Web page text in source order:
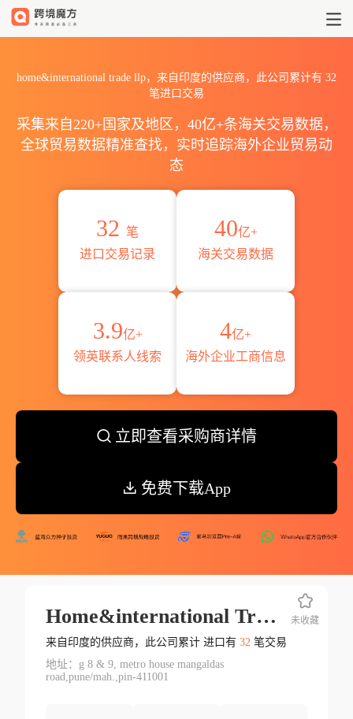
home&international trade llp，来自印度的供应商，此公司累计有 32
笔进口交易
采集来自220+国家及地区，40亿+条海关交易数据，
全球贸易数据精准查找，实时追踪海外企业贸易动
态
32 笔
进口交易记录
40亿+
海关交易数据
3.9亿+
领英联系人线索
4亿+
海外企业工商信息
立即查看采购商详情
免费下载App
Home&international Trade Llp
来自印度的供应商，此公司累计 进口有 32笔交易
地址：g 8 & 9, metro house mangaldas
road,pune/mah.,pin-411001
未收藏